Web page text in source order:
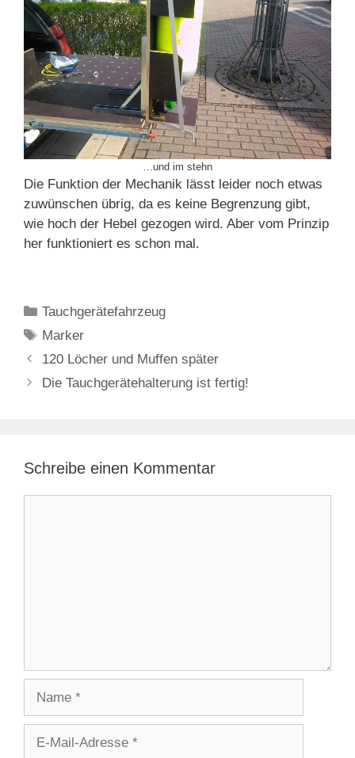
…und im stehn
Die Funktion der Mechanik lässt leider noch etwas
zuwünschen übrig, da es keine Begrenzung gibt,
wie hoch der Hebel gezogen wird. Aber vom Prinzip
her funktioniert es schon mal.
Kategorien
Tauchgerätefahrzeug
Schlagwörter
Marker
120 Löcher und Muffen später
Die Tauchgerätehalterung ist fertig!
Schreibe einen Kommentar